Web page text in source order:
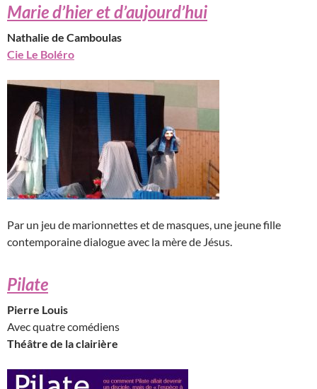
Marie d’hier et d’aujourd’hui
Nathalie de Camboulas
Cie Le Boléro
Par un jeu de marionnettes et de masques, une jeune fille
contemporaine dialogue avec la mère de Jésus.
Pilate
Pierre Louis
Avec quatre comédiens
Théâtre de la clairière